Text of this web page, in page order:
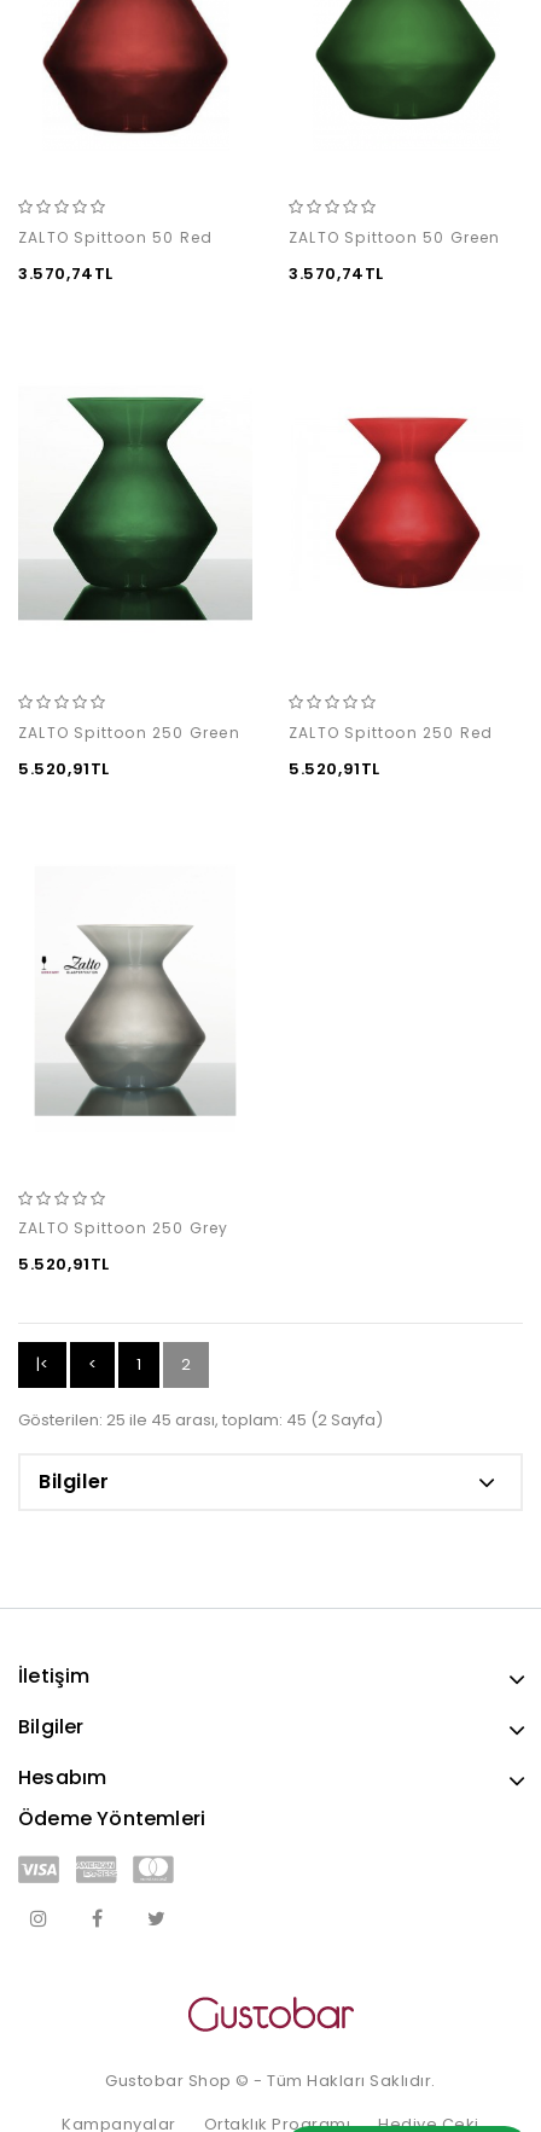
ZALTO Spittoon 50 Red
3.570,74TL
ZALTO Spittoon 50 Green
3.570,74TL
ZALTO Spittoon 250 Green
5.520,91TL
ZALTO Spittoon 250 Red
5.520,91TL
ZALTO Spittoon 250 Grey
5.520,91TL
|< < 1 2
Gösterilen: 25 ile 45 arası, toplam: 45 (2 Sayfa)
Bilgiler
İletişim
Bilgiler
Hesabım
Ödeme Yöntemleri
Gustobar Shop © - Tüm Hakları Saklıdır.
Kampanyalar
Ortaklık Programı Hediye Çeki